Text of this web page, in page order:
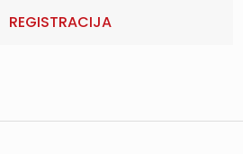
REGISTRACIJA